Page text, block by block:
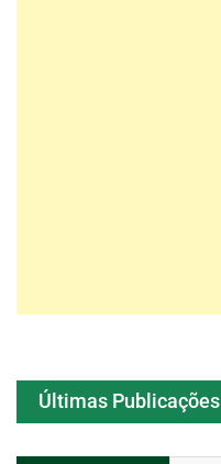
Últimas Publicações